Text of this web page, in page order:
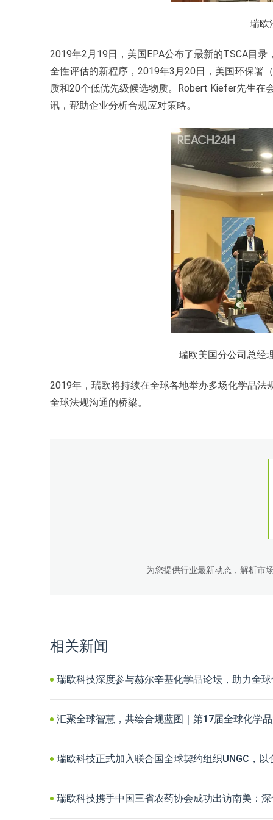
瑞欧
2019年2月19日，美国EPA公布了最新的TSCA目
全性评估的新程序，2019年3月20日，美国环保署
质和20个低优先级候选物质。Robert Kiefer先生在
讯，帮助企业分析合规应对策略。
瑞欧美国分公司总经
2019年，瑞欧将持续在全球各地举办多场化学品
全球法规沟通的桥梁。
为您提供行业最新动态，解析市
相关新闻
瑞欧科技深度参与赫尔辛基化学品论坛，助力全
汇聚全球智慧，共绘合规蓝图｜第17届全球化学
瑞欧科技正式加入联合国全球契约组织UNGC，
瑞欧科技携手中国三省农药协会成功出访南美：